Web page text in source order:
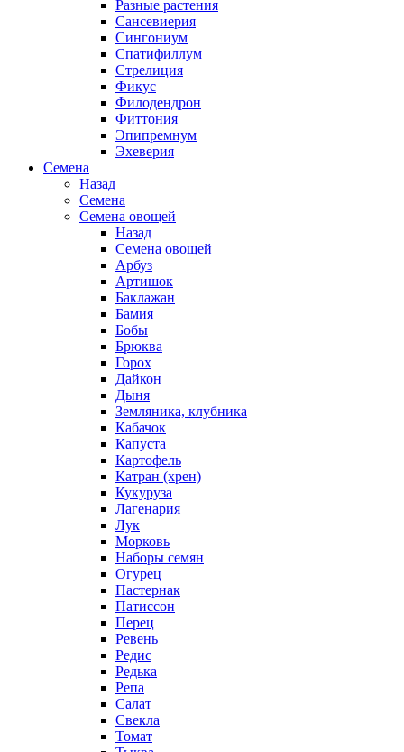
Разные растения
Сансевиерия
Сингониум
Спатифиллум
Стрелиция
Фикус
Филодендрон
Фиттония
Эпипремнум
Эхеверия
Семена
Назад
Семена
Семена овощей
Назад
Семена овощей
Арбуз
Артишок
Баклажан
Бамия
Бобы
Брюква
Горох
Дайкон
Дыня
Земляника, клубника
Кабачок
Капуста
Картофель
Катран (хрен)
Кукуруза
Лагенария
Лук
Морковь
Наборы семян
Огурец
Пастернак
Патиссон
Перец
Ревень
Редис
Редька
Репа
Салат
Свекла
Томат